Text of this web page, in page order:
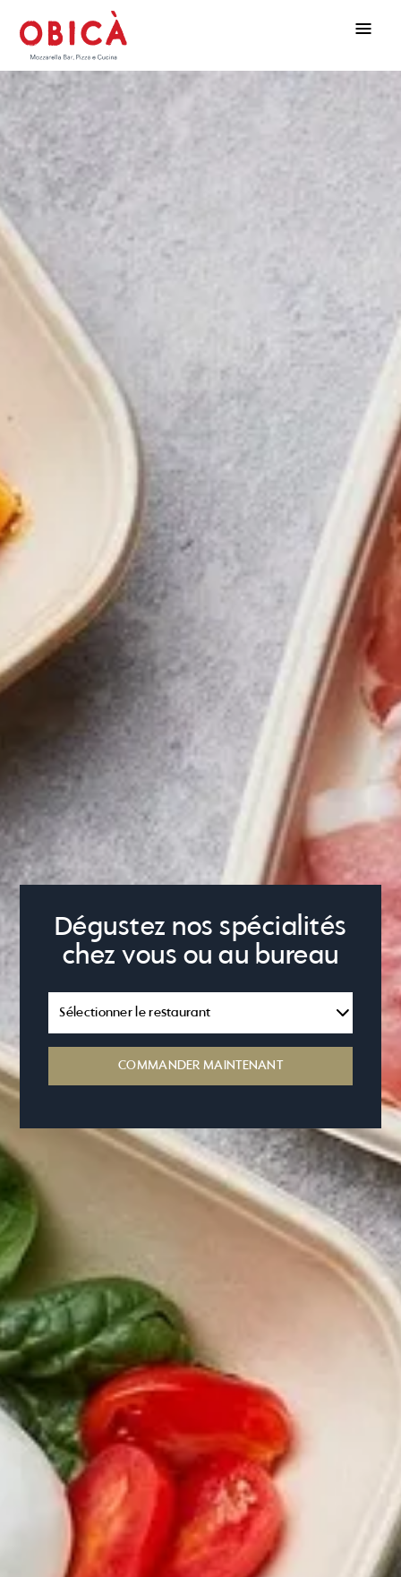
Dégustez nos spécialités
chez vous ou au bureau
COMMANDER MAINTENANT